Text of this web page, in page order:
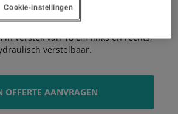
set met voorwielen als optie, voor
stabiliteit – Ref.: W20TS01214.
in verstek van 18 cm links en rechts,
verstelbaar.
OFFERTE AANVRAGEN
Cookie-instellingen